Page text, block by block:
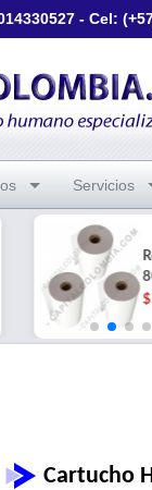
- Cel:
Servicios
Cartucho